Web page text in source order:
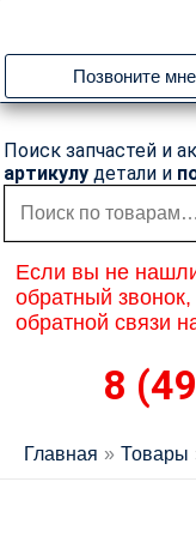
содержимому
Позвоните
Поиск запчастей и
артикулу детали и
Искать:
Если вы не
обратный
обратной связи
8
Главная Товары